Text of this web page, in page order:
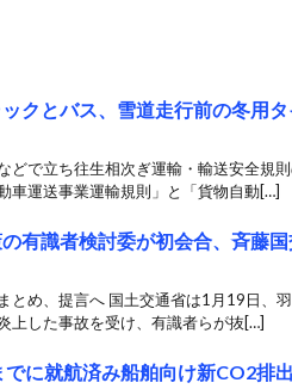
ックとバス、雪道走行前の冬用
どで立ち往生相次ぎ運輸・輸送安全規
車運送事業運輸規則」と「貨物自動[…]
有識者検討委が初会合、斉藤
とめ、提言へ 国土交通省は1月19日、
上した事故を受け、有識者らが抜[…]
に就航済み船舶向け新CO2排